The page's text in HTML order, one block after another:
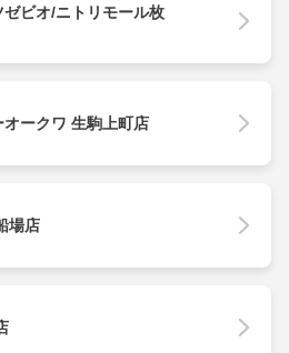
ビオ/ニトリモール枚
ークワ 生駒上町店
場店